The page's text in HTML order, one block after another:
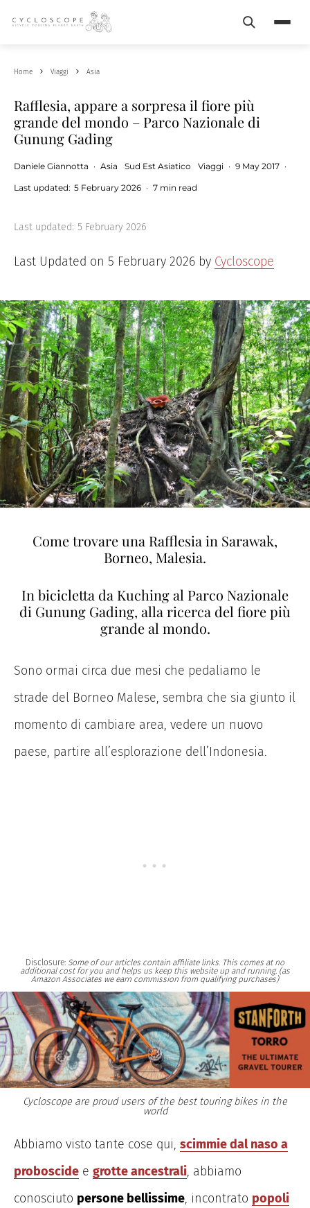
Search
Home Viaggi Asia
Rafflesia, appare a sorpresa il fiore più
grande del mondo – Parco Nazionale di
Gunung Gading
Daniele Giannotta · Asia Sud Est Asiatico Viaggi · 9 May 2017 ·
Last updated: 5 February 2026 · 7 min read
Last updated: 5 February 2026
Last Updated on 5 February 2026 by Cycloscope
Come trovare una Rafflesia in Sarawak,
Borneo, Malesia.
In bicicletta da Kuching al Parco Nazionale
di Gunung Gading, alla ricerca del fiore più
grande al mondo.
Sono ormai circa due mesi che pedaliamo le
strade del Borneo Malese, sembra che sia giunto il
momento di cambiare area, vedere un nuovo
paese, partire all’esplorazione dell’Indonesia.
Disclosure: Some of our articles contain affiliate links. This comes at no
additional cost for you and helps us keep this website up and running. (as
Amazon Associates we earn commission from qualifying purchases)
Cycloscope are proud users of the best touring bikes in the
world
Abbiamo visto tante cose qui, scimmie dal naso a
proboscide e grotte ancestrali, abbiamo
conosciuto persone bellissime, incontrato popoli